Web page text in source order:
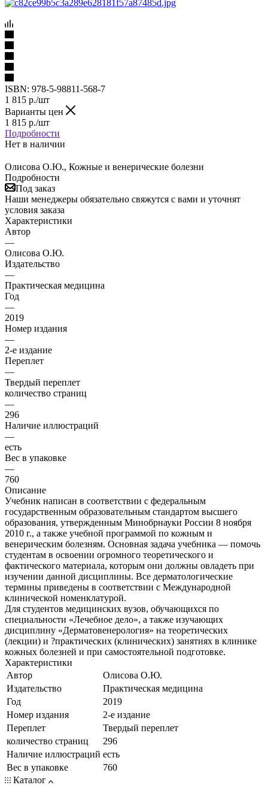
ISBN: 978-5-98811-568-7
1 815 р./шт
Варианты цен
1 815 р./шт
Подробности
Нет в наличии
Олисова О.Ю., Кожные и венерические болезни
Подробности
Под заказ
Наши менеджеры обязательно свяжутся с вами и уточнят
условия заказа
Характеристики
Автор
—
Олисова О.Ю.
Издательство
—
Практическая медицина
Год
—
2019
Номер издания
—
2-е издание
Переплет
—
Твердый переплет
количество страниц
—
296
Наличие иллюстраций
—
есть
Вес в упаковке
—
760
Описание
Учебник написан в соответствии с федеральным
государственным образовательным стандартом высшего
образования, утвержденным Минобрнауки России 8 ноября
2010 г., а также учебной программой по кожным и
венерическим болезням. Основная задача учебника — помочь
студентам в освоении огромного теоретического и
фактического материала, которым они должны овладеть при
изучении данной дисциплины. Все дерматологические
термины приведены в соответствии с Международной
клинической номенклатурой.
Для студентов медицинских вузов, обучающихся по
специальности «Лечебное дело», а также изучающих
дисциплину «Дерматовенерология» на теоретических
(лекции) и ?практических (клинических) занятиях в клинике
кожных болезней и при самостоятельной подготовке.
Характеристики
Автор
Олисова О.Ю.
Издательство
Практическая медицина
Год
2019
Номер издания
2-е издание
Переплет
Твердый переплет
количество страниц
296
Наличие иллюстраций есть
Вес в упаковке
760
Каталог